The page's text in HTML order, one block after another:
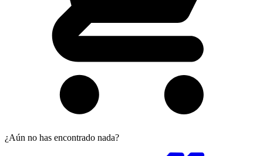
¿Aún no has encontrado nada?